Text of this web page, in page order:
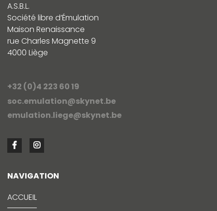
A.S.B.L.
Société libre d’Émulation
Maison Renaissance
rue Charles Magnette 9
4000 Liège
+32 (0)4 223 60 19
soc.emulation@skynet.be
emulation.liege@skynet.be
NAVIGATION
ACCUEIL